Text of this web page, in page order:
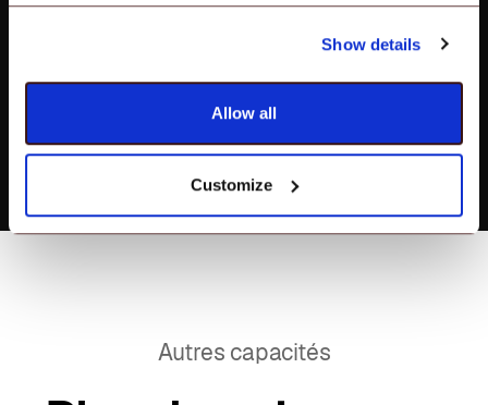
Show details
Allow all
Customize
comptes Google
Autres capacités